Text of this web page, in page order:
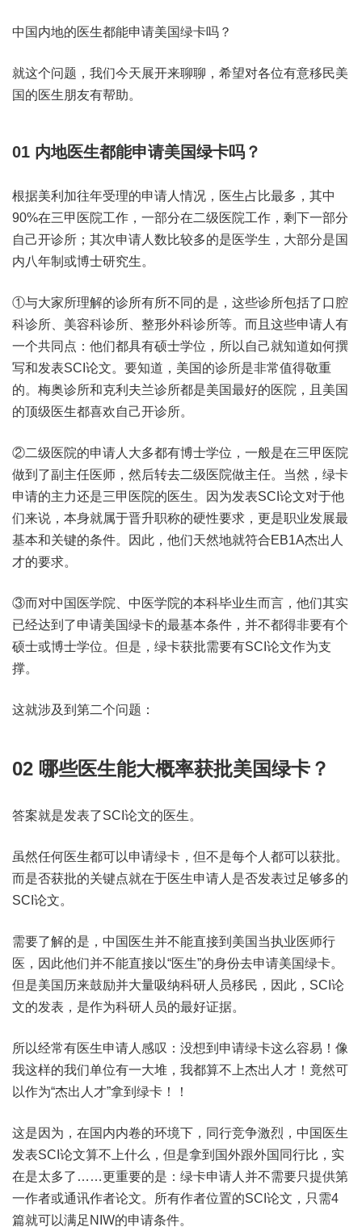
中国内地的医生都能申请美国绿卡吗？
就这个问题，我们今天展开来聊聊，希望对各位有意移民美
国的医生朋友有帮助。
01 内地医生都能申请美国绿卡吗？
根据美利加往年受理的申请人情况，医生占比最多，其中
90%在三甲医院工作，一部分在二级医院工作，剩下一部分
自己开诊所；其次申请人数比较多的是医学生，大部分是国
内八年制或博士研究生。
①与大家所理解的诊所有所不同的是，这些诊所包括了口腔
科诊所、美容科诊所、整形外科诊所等。而且这些申请人有
一个共同点：他们都具有硕士学位，所以自己就知道如何撰
写和发表SCI论文。要知道，美国的诊所是非常值得敬重
的。梅奥诊所和克利夫兰诊所都是美国最好的医院，且美国
的顶级医生都喜欢自己开诊所。
②二级医院的申请人大多都有博士学位，一般是在三甲医院
做到了副主任医师，然后转去二级医院做主任。当然，绿卡
申请的主力还是三甲医院的医生。因为发表SCI论文对于他
们来说，本身就属于晋升职称的硬性要求，更是职业发展最
基本和关键的条件。因此，他们天然地就符合EB1A杰出人
才的要求。
③而对中国医学院、中医学院的本科毕业生而言，他们其实
已经达到了申请美国绿卡的最基本条件，并不都得非要有个
硕士或博士学位。但是，绿卡获批需要有SCI论文作为支
撑。
这就涉及到第二个问题：
02 哪些医生能大概率获批美国绿卡？
答案就是发表了SCI论文的医生。
虽然任何医生都可以申请绿卡，但不是每个人都可以获批。
而是否获批的关键点就在于医生申请人是否发表过足够多的
SCI论文。
需要了解的是，中国医生并不能直接到美国当执业医师行
医，因此他们并不能直接以“医生”的身份去申请美国绿卡。
但是美国历来鼓励并大量吸纳科研人员移民，因此，SCI论
文的发表，是作为科研人员的最好证据。
所以经常有医生申请人感叹：没想到申请绿卡这么容易！像
我这样的我们单位有一大堆，我都算不上杰出人才！竟然可
以作为“杰出人才”拿到绿卡！！
这是因为，在国内内卷的环境下，同行竞争激烈，中国医生
发表SCI论文算不上什么，但是拿到国外跟外国同行比，实
在是太多了……更重要的是：绿卡申请人并不需要只提供第
一作者或通讯作者论文。所有作者位置的SCI论文，只需4
篇就可以满足NIW的申请条件。